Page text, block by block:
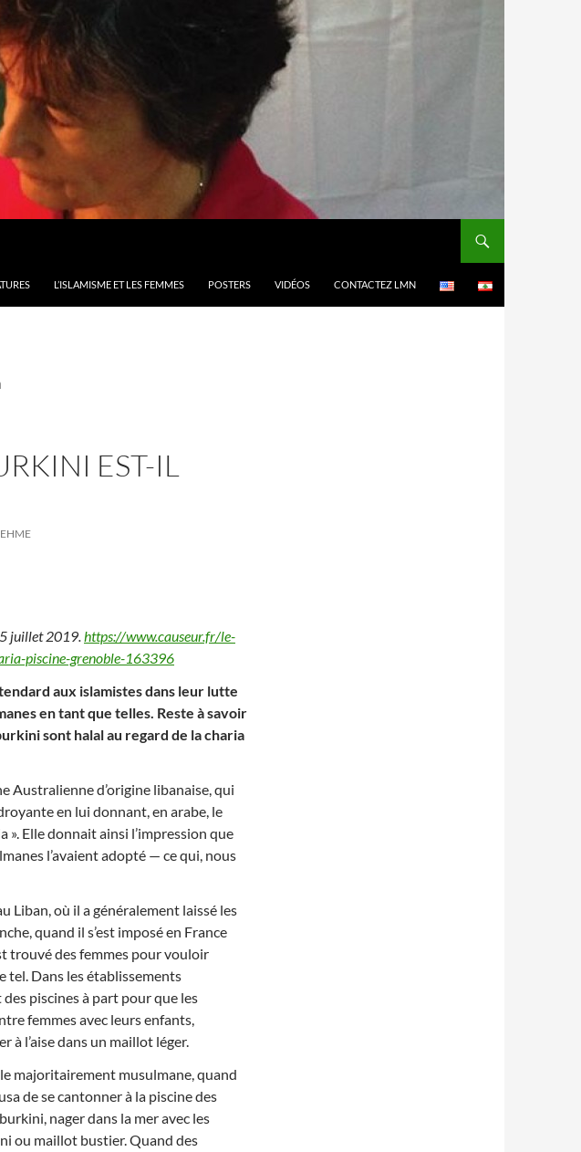
L’ISLAMISME ET LES FEMMES POSTERS VIDÉOS CONTACTEZ LMN
EST-IL
juillet 2019.https://www.causeur.fr/le-
piscine-grenoble-163396
aux islamistes dans leur lutte
en tant que telles. Reste à savoir
sont halal au regard de la charia
Australienne d’origine libanaise, qui
en lui donnant, en arabe, le
». Elle donnait ainsi l’impression que
l’avaient adopté — ce qui, nous
Liban, où il a généralement laissé les
quand il s’est imposé en France
trouvé des femmes pour vouloir
tel. Dans les établissements
piscines à part pour que les
femmes avec leurs enfants,
à l’aise dans un maillot léger.
majoritairement musulmane, quand
de se cantonner à la piscine des
nager dans la mer avec les
ou maillot bustier. Quand des